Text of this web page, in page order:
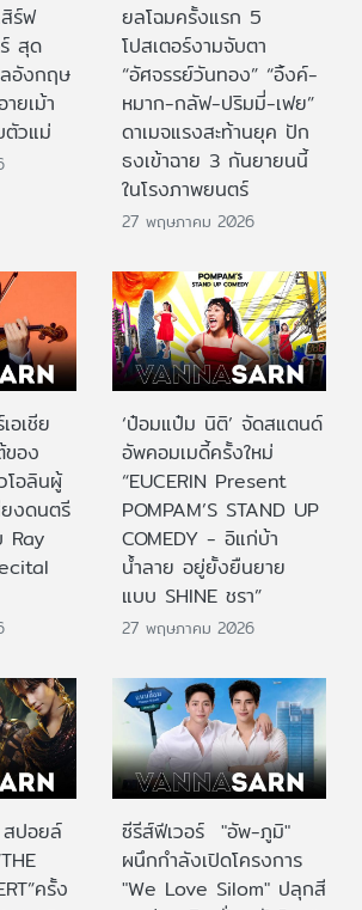
ร์ฟ
สุด
อังกฤษ
ยเม้า
ตัวแม่
ยลโฉมครั้งแรก 5
โปสเตอร์งามจับตา
“อัศจรรย์วันทอง” “อิ้งค์-
หมาก-กลัฟ-ปริมมี่-เฟย”
ดาเมจแรงสะท้านยุค ปัก
ธงเข้าฉาย 3 กันยายนนี้
ในโรงภาพยนตร์
27 พฤษภาคม 2026
อเชีย
ของ
โอลินผู้
งดนตรี
Ray
‘ป๋อมแป๋ม นิติ’ จัดสแตนด์
อัพคอมเมดี้ครั้งใหม่
“EUCERIN Present
POMPAM’S STAND UP
COMEDY - อิแก่บ้า
น้ำลาย อยู่ยั้งยืนยาย
แบบ SHINE ชรา”
27 พฤษภาคม 2026
ปอยล์
ครั้ง
ซีรีส์ฟีเวอร์ "อัพ-ภูมิ"
ผนึกกำลังเปิดโครงการ
"We Love Silom" ปลุกสี